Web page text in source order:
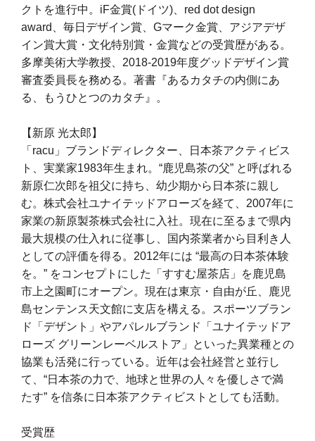
クトを進行中。iF金賞(ドイツ)、red dot design
award、毎日デザイン賞、Gマーク金賞、アジアデザ
イン賞大賞・文化特別賞・金賞などの受賞歴がある。
多摩美術大学教授、2018-2019年度グッドデザイン賞
審査委員長を務める。著書『あるカタチの内側にあ
る、もうひとつのカタチ』。
【新原 光太郎】
「racu」ブランドディレクター、日本茶アクティビス
ト、実業家1983年生まれ。“鹿児島茶の父” と呼ばれる
新原仁次郎を祖父に持ち、幼少期から日本茶に親し
む。株式会社ユナイテッドアローズを経て、2007年に
家業の新原製茶株式会社に入社。現在に至るまで県内
最大規模の仕入れに従事し、国内茶業者から目利き人
としての評価を得る。2012年には “最高の日本茶体験
を。” をコンセプトにした「すすむ屋茶店」を鹿児島
市上之園町にオープン。現在は東京・自由が丘、鹿児
島センテンス天文館に支店を構える。スポーツブラン
ド「デザント」やアパレルブランド「ユナイテッドア
ローズ グリーンレーベルストア」といった異業種との
協業も活発に行っている。近年は会社経営と並行し
て、“日本茶の力で、地球と世界の人々を優しさで満
たす” を信条に日本茶アクティビストとしても活動。
受賞歴